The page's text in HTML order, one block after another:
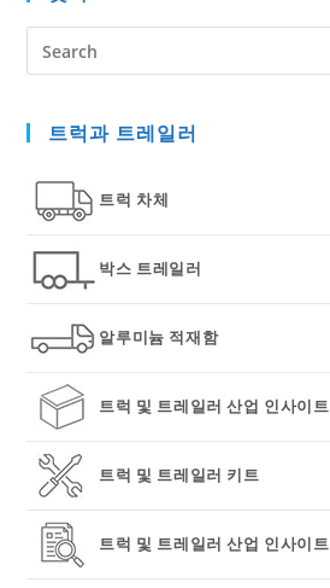
트럭과 트레일러
트럭 차체
박스 트레일러
알루미늄 적재함
트럭 및 트레일러 산업 인사이트
트럭 및 트레일러 키트
트럭 및 트레일러 산업 인사이트